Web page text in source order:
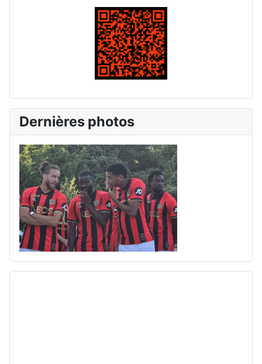
Dernières photos